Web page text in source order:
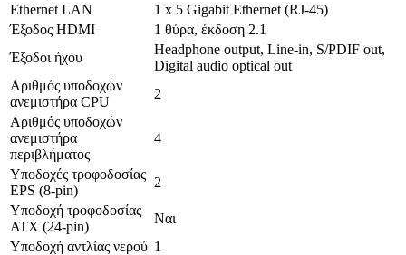
Ethernet LAN
1 x 5 Gigabit Ethernet (RJ-45)
Έξοδος HDMI
1 θύρα, έκδοση 2.1
Έξοδοι ήχου
Headphone output, Line-in, S/PDIF out,
Digital audio optical out
Αριθμός υποδοχών
ανεμιστήρα CPU
2
Αριθμός υποδοχών
ανεμιστήρα
περιβλήματος
4
Υποδοχές τροφοδοσίας
EPS (8-pin)
2
Υποδοχή τροφοδοσίας
ATX (24-pin)
Ναι
Υποδοχή αντλίας νερού 1